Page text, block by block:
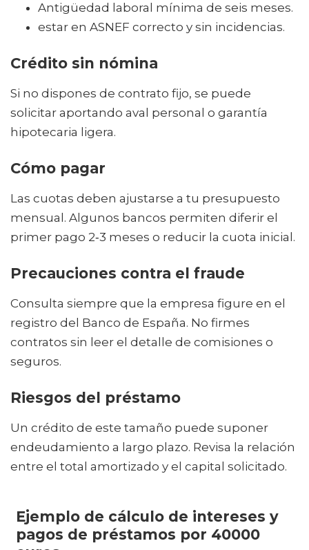
Antigüedad laboral mínima de seis meses.
estar en ASNEF correcto y sin incidencias.
Crédito sin nómina
Si no dispones de contrato fijo, se puede
solicitar aportando aval personal o garantía
hipotecaria ligera.
Cómo pagar
Las cuotas deben ajustarse a tu presupuesto
mensual. Algunos bancos permiten diferir el
primer pago 2‑3 meses o reducir la cuota inicial.
Precauciones contra el fraude
Consulta siempre que la empresa figure en el
registro del Banco de España. No firmes
contratos sin leer el detalle de comisiones o
seguros.
Riesgos del préstamo
Un crédito de este tamaño puede suponer
endeudamiento a largo plazo. Revisa la relación
entre el total amortizado y el capital solicitado.
Ejemplo de cálculo de intereses y
pagos de préstamos por 40000